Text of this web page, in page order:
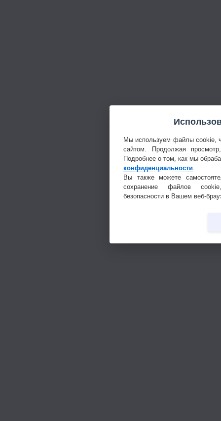
Мы используем файлы cookie,
сайтом. Продолжая
Подробнее о том, как мы
конфиденциальности
Вы также можете
сохранение файлов
безопасности в Вашем веб-